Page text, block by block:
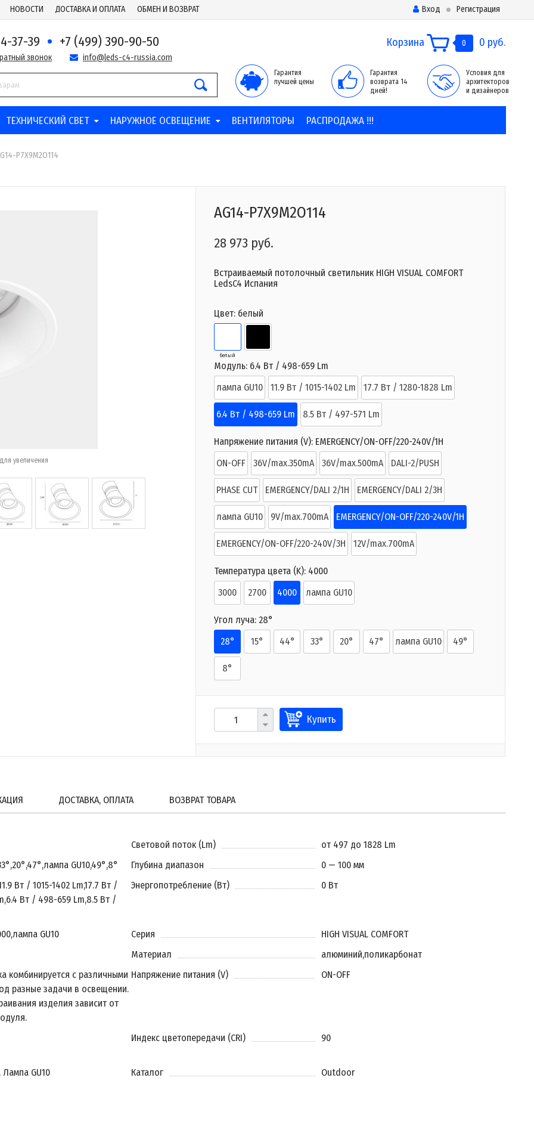
НОВОСТИ ДОСТАВКА И ОПЛАТА ОБМЕН И ВОЗВРАТ Вход Регистрация
37-39 +7 (499) 390-90-50
звонок info@leds-c4-russia.com
Корзина 0 0 руб.
Гарантия
лучшей цены
Гарантия
возврата 14
дней!
Условия для
архитекторов
и дизайнеров
ТЕХНИЧЕСКИЙ СВЕТ НАРУЖНОЕ ОСВЕЩЕНИЕ ВЕНТИЛЯТОРЫ РАСПРОДАЖА !!!
P7X9M2O114
увеличения
AG14-P7X9M2O114
28 973 руб.
Встраиваемый потолочный светильник HIGH VISUAL COMFORT
LedsC4 Испания
Цвет: белый
белый
Модуль: 6.4 Вт / 498-659 Lm
лампа GU10
11.9 Вт / 1015-1402 Lm 17.7 Вт / 1280-1828 Lm
6.4 Вт / 498-659 Lm 8.5 Вт / 497-571 Lm
Напряжение питания (V): EMERGENCY/ON-OFF/220-240V/1H
ON-OFF
36V/max.350mA 36V/max.500mA DALI-2/PUSH
PHASE CUT EMERGENCY/DALI 2/1H EMERGENCY/DALI 2/3H
лампа GU10 9V/max.700mA EMERGENCY/ON-OFF/220-240V/1H
EMERGENCY/ON-OFF/220-240V/3H 12V/max.700mA
Температура цвета (K): 4000
3000
2700 4000 лампа GU10
Угол луча: 28°
28°
15° 44° 33° 20° 47° лампа GU10 49°
8°
Купить
ДОСТАВКА, ОПЛАТА ВОЗВРАТ ТОВАРА
Световой поток (Lm)
от 497 до 1828 Lm
,20°,47°,лампа GU10,49°,8° Глубина диапазон
0 — 100 мм
Вт / 1015-1402 Lm17.7 Вт /
,6.4 Вт / 498-659 Lm,8.5 Вт /
Энергопотребление (Вт) 0 Вт
,лампа GU10 Серия
HIGH VISUAL COMFORT
Материал алюминий,поликарбонат
комбинируется с различными
разные задачи в освещении.
изделия зависит от
Напряжение питания (V) ON-OFF
Индекс цветопередачи (CRI) 90
GU10 Каталог
Outdoor